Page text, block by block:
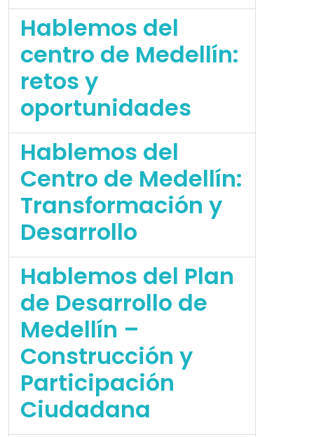
Hablemos del
centro de Medellín:
retos y
oportunidades
Hablemos del
Centro de Medellín:
Transformación y
Desarrollo
Hablemos del Plan
de Desarrollo de
Medellín –
Construcción y
Participación
Ciudadana